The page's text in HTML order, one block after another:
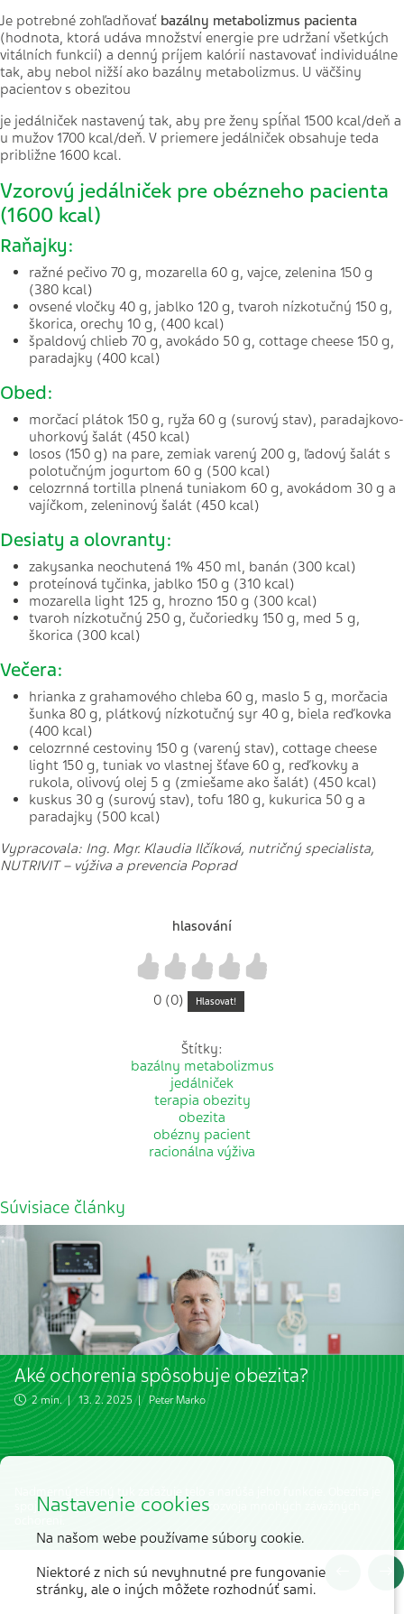
Je potrebné zohľadňovať bazálny metabolizmus pacienta
(hodnota, ktorá udáva množství energie pre udržaní všetkých
vitálních funkcií) a denný príjem kalórií nastavovať individuálne
tak, aby nebol nižší ako bazálny metabolizmus. U väčšiny
pacientov s obezitou
je jedálniček nastavený tak, aby pre ženy spĺňal 1500 kcal/deň a
u mužov 1700 kcal/deň. V priemere jedálniček obsahuje teda
približne 1600 kcal.
Vzorový jedálniček pre obézneho pacienta
(1600 kcal)
Raňajky:
ražné pečivo 70 g, mozarella 60 g, vajce, zelenina 150 g
(380 kcal)
ovsené vločky 40 g, jablko 120 g, tvaroh nízkotučný 150 g,
škorica, orechy 10 g, (400 kcal)
špaldový chlieb 70 g, avokádo 50 g, cottage cheese 150 g,
paradajky (400 kcal)
Obed:
morčací plátok 150 g, ryža 60 g (surový stav), paradajkovo-
uhorkový šalát (450 kcal)
losos (150 g) na pare, zemiak varený 200 g, ľadový šalát s
polotučným jogurtom 60 g (500 kcal)
celozrnná tortilla plnená tuniakom 60 g, avokádom 30 g a
vajíčkom, zeleninový šalát (450 kcal)
Desiaty a olovranty:
zakysanka neochutená 1% 450 ml, banán (300 kcal)
proteínová tyčinka, jablko 150 g (310 kcal)
mozarella light 125 g, hrozno 150 g (300 kcal)
tvaroh nízkotučný 250 g, čučoriedky 150 g, med 5 g,
škorica (300 kcal)
Večera:
hrianka z grahamového chleba 60 g, maslo 5 g, morčacia
šunka 80 g, plátkový nízkotučný syr 40 g, biela reďkovka
(400 kcal)
celozrnné cestoviny 150 g (varený stav), cottage cheese
light 150 g, tuniak vo vlastnej šťave 60 g, reďkovky a
rukola, olivový olej 5 g (zmiešame ako šalát) (450 kcal)
kuskus 30 g (surový stav), tofu 180 g, kukurica 50 g a
paradajky (500 kcal)
Vypracovala: Ing. Mgr. Klaudia Ilčíková, nutričný specialista,
NUTRIVIT – výživa a prevencia Poprad
hlasování
4
3
2
1
0 (0) Hlasovat!
Štítky:
bazálny metabolizmus
jedálniček
terapia obezity
obezita
obézny pacient
racionálna výživa
Súvisiace články
Aké ochorenia spôsobuje obezita?
2 min. | 13. 2. 2025 |Peter Marko
spojená s vysokým rizikom vzniku a rozvoja mnohých závažných
Nastavenie cookies
Na našom webe používame súbory cookie.
Niektoré z nich sú nevyhnutné pre fungovanie
stránky, ale o iných môžete rozhodnúť sami.